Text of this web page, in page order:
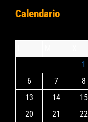
Calendario
1
6
7 8
13
14 15
20
21 22